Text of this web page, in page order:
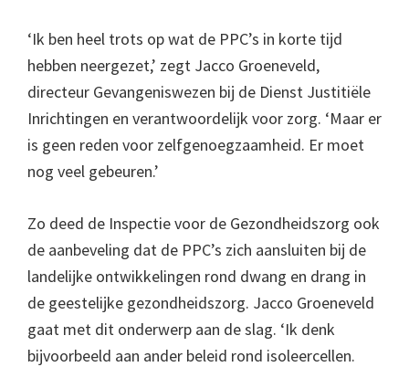
‘Ik ben heel trots op wat de PPC’s in korte tijd
hebben neergezet,’ zegt Jacco Groeneveld,
directeur Gevangeniswezen bij de Dienst Justitiële
Inrichtingen en verantwoordelijk voor zorg. ‘Maar er
is geen reden voor zelfgenoegzaamheid. Er moet
nog veel gebeuren.’
Zo deed de Inspectie voor de Gezondheidszorg ook
de aanbeveling dat de PPC’s zich aansluiten bij de
landelijke ontwikkelingen rond dwang en drang in
de geestelijke gezondheidszorg. Jacco Groeneveld
gaat met dit onderwerp aan de slag. ‘Ik denk
bijvoorbeeld aan ander beleid rond isoleercellen.